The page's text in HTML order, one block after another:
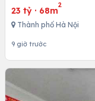
23 tỷ · 68m
2
Thành phố Hà Nội
9 giờ trước